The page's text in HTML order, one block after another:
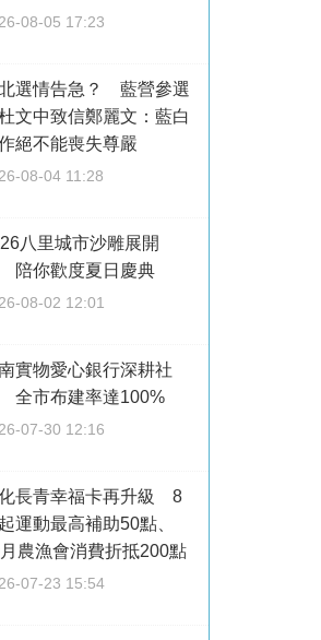
08-05 17:23
選情告急？ 藍營參選
文中致信鄭麗文：藍白
絕不能喪失尊嚴
08-04 11:28
八里城市沙雕展開
陪你歡度夏日慶典
08-02 12:01
實物愛心銀行深耕社
全市布建率達100%
07-30 12:16
長青幸福卡再升級 8
運動最高補助50點、
農漁會消費折抵200點
07-23 15:54